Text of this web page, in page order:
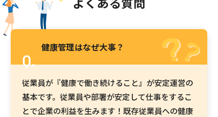
健康管理はなぜ大事？
従業員が『健康で働き続けること』が安定運営の
基本です。従業員や部署が安定して仕事をするこ
とで企業の利益を生みます！既存従業員への健康